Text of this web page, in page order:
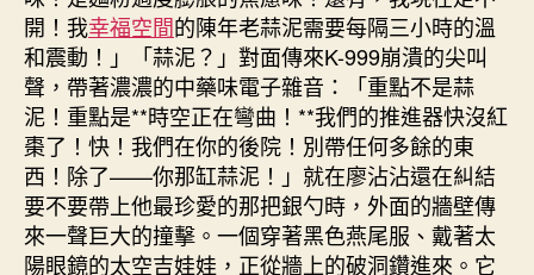
開！我幸福空間的陳年老蒜泥需要每隔三小時的溫
和震動！」「蒜泥？」對面傳來K-999崩潰的尖叫
聲，帶著濃濃的中藥味電子雜音：「重點不是蒜
泥！重點是**時空正在彎曲！**我們的推進器快沒紅
棗了！快！我們在你的後院！別帶任何多餘的東
西！除了——你那缸蒜泥！」就在廖沾沾還在糾結
要不要帶上他最珍愛的那把銀勺時，外面的牆壁傳
來一聲巨大的撞擊。一個穿著黑色燕尾服、戴著太
陽眼鏡的太空吉娃娃，正從牆上的破洞鑽進來。它